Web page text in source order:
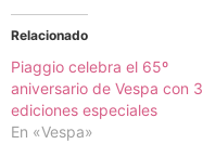
Relacionado
Piaggio celebra el 65º
aniversario de Vespa con 3
ediciones especiales
En «Vespa»